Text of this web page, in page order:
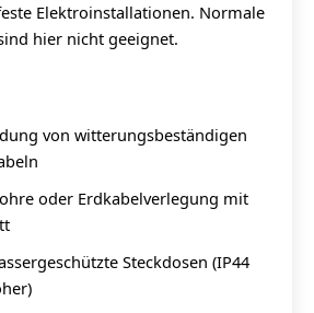
Elektroinstallationen. Normale
hier nicht geeignet.
von witterungsbeständigen
oder Erdkabelverlegung mit
Steckdosen (IP44